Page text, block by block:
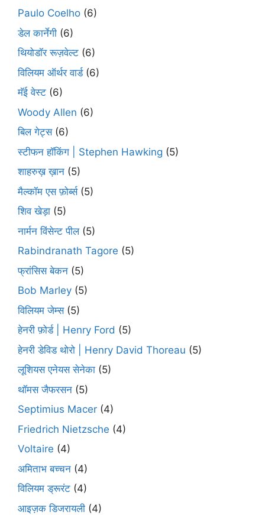
Paulo Coelho (6)
डेल कार्नेगी (6)
थियोडॉर रूज़वेल्ट (6)
विलियम ऑर्थर वार्ड(6)
मॅई वेस्ट (6)
Woody Allen (6)
बिल गेट्स(6)
स्टीफन हॉकिंग | Stephen Hawking (5)
शाहरुख़ ख़ान (5)
मैल्कॉम एस फ़ोर्ब्स(5)
शिव खेड़ा (5)
नार्मन विंसेन्ट पील(5)
Rabindranath Tagore (5)
फ्रांसिस बेकन (5)
Bob Marley (5)
विलियम जेम्स(5)
हेनरी फ़ोर्ड | Henry Ford (5)
हेनरी डेविड थोरो | Henry David Thoreau (5)
लूशियस एनेयस सेनेका (5)
थॉमस जैफरसन (5)
Septimius Macer (4)
Friedrich Nietzsche (4)
Voltaire (4)
अमिताभ बच्चन (4)
विलियम ड्रूरंट (4)
आइज़क डिजरायली (4)